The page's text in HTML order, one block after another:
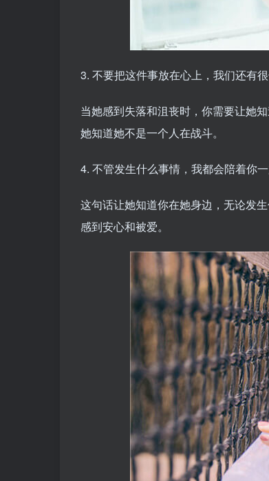
3. 不要把这件事放在心上，我们还有很
当她感到失落和沮丧时，你需要让她
她知道她不是一个人在战斗。
4. 不管发生什么事情，我都会陪着你一
这句话让她知道你在她身边，无论发
感到安心和被爱。